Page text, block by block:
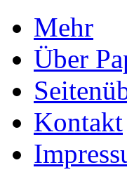
Mehr
Über
Kontakt